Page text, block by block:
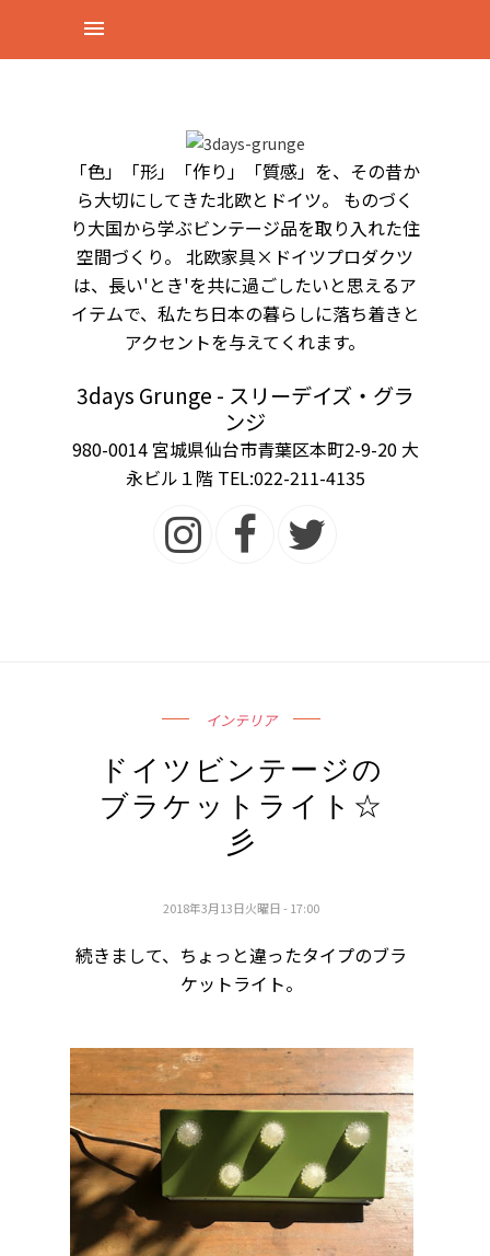
「色」「形」「作り」「質感」を、その昔か
ら大切にしてきた北欧とドイツ。 ものづく
り大国から学ぶビンテージ品を取り入れた住
空間づくり。 北欧家具×ドイツプロダクツ
は、長い'とき'を共に過ごしたいと思えるア
イテムで、私たち日本の暮らしに落ち着きと
アクセントを与えてくれます。
3days Grunge - スリーデイズ・グラ
ンジ
980-0014 宮城県仙台市青葉区本町2-9-20 大
永ビル１階 TEL:022-211-4135
インテリア
ドイツビンテージの
ブラケットライト☆
彡
2018年3月13日火曜日 - 17:00
続きまして、ちょっと違ったタイプのブラ
ケットライト。